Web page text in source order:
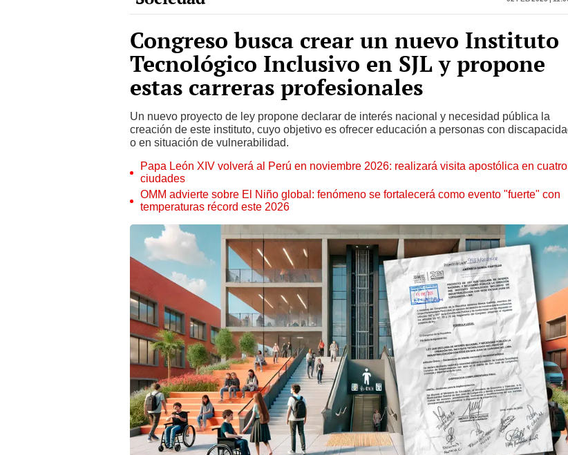
Congreso busca crear un nuevo Instituto
Tecnológico Inclusivo en SJL y propone
estas carreras profesionales
Un nuevo proyecto de ley propone declarar de interés nacional y necesidad pública la
creación de este instituto, cuyo objetivo es ofrecer educación a personas con discapacidad
o en situación de vulnerabilidad.
Papa León XIV volverá al Perú en noviembre 2026: realizará visita apostólica en cuatro
ciudades
OMM advierte sobre El Niño global: fenómeno se fortalecerá como evento "fuerte" con
temperaturas récord este 2026